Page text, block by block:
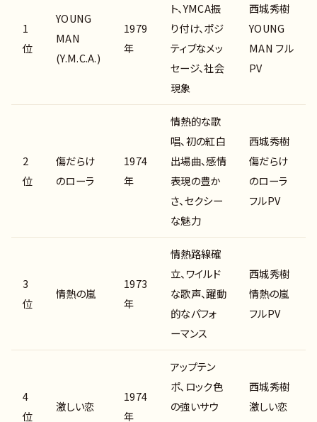
1
位
YOUNG
MAN
(Y.M.C.A.)
1979
年
ト、YMCA振
り付け、ポジ
ティブなメッ
セージ、社会
現象
西城秀樹
YOUNG
MAN フル
PV
2
位
傷だらけ
のローラ
1974
年
情熱的な歌
唱、初の紅白
出場曲、感情
表現の豊か
さ、セクシー
な魅力
西城秀樹
傷だらけ
のローラ
フルPV
3
位
情熱の嵐
1973
年
情熱路線確
立、ワイルド
な歌声、躍動
的なパフォ
ーマンス
西城秀樹
情熱の嵐
フルPV
4
位
激しい恋
1974
年
アップテン
ポ、ロック色
の強いサウ
西城秀樹
激しい恋